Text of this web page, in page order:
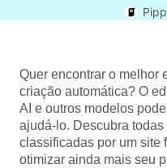
Editar
Avatares e
Dicas de Redes
Guia de publicidade
do TikTok
Como cortar vídeos do
YouTube
Como cortar um
Quer encontrar o melhor
criação automática? O
AI e outros modelos
ajudá-lo. Descubra
classificadas por um site
otimizar ainda mais seu